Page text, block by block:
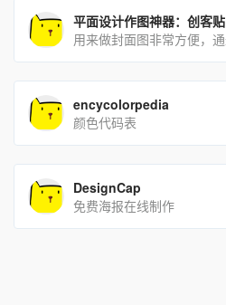
平面设计作图神器：创客贴
encycolorpedia
颜色代码表
DesignCap
免费海报在线制作